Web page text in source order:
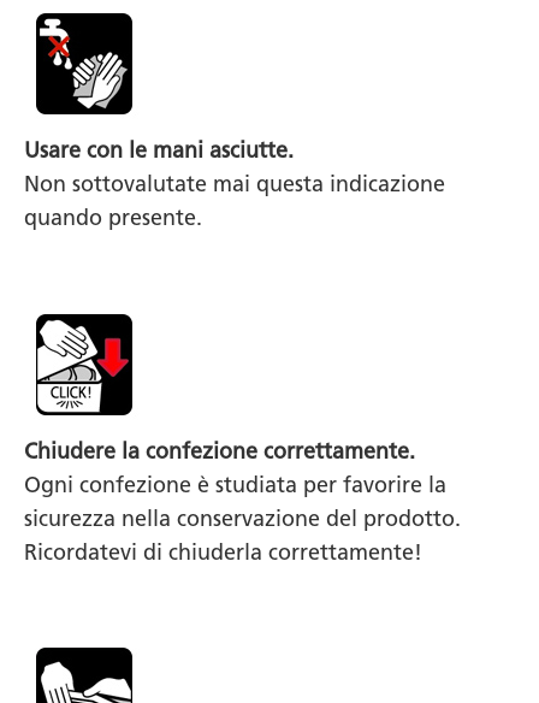
Usare con le mani asciutte.
Non sottovalutate mai questa indicazione
quando presente.
Chiudere la confezione correttamente.
Ogni confezione è studiata per favorire la
sicurezza nella conservazione del prodotto.
Ricordatevi di chiuderla correttamente!